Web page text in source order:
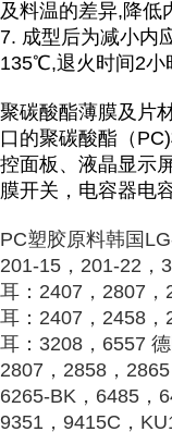
及料温的差异,降低
7. 成型后为减小内
135℃,退火时间2小
聚碳酸酯薄膜及片
口的聚碳酸酯（
控面板、液晶显示
膜开关，电容器电
PC塑胶原料韩国
201-15，201-22，
耳 ：2407，2807
耳 ：2407，2458，
耳 ：3208，6557
2807，2858，
6265-BK，6485，
9351，9415C，